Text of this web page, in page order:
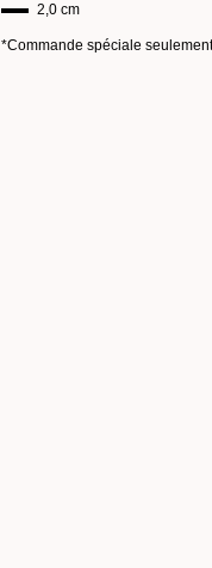
2,0 cm
*Commande spéciale